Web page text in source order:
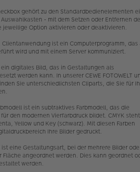
gehört zu den Standardbedienelementen
- mit dem Setzen oder Entfernen
jeweilige Option aktivieren oder deaktivieren.
Clientanwendung ist ein Computerprogramm, das
wird und mit einem Server kommuniziert.
digitales Bild, das in Gestaltungen als
werden kann. In unserer CEWE FOTOWELT
Sie unterschiedlichsten Cliparts, die Sie für
ist ein subtraktives Farbmodell, das die
den modernen Vierfarbdruck bildet. CMYK
Yellow und Key (schwarz). Mit diesen Farben
Ihre Bilder gedruckt.
ist eine Gestaltungsart, bei der mehrere Bilder
Fläche angeordnet werden. Dies kann geordnet
werden.